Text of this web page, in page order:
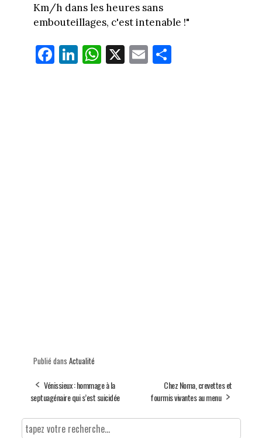
Km/h dans les heures sans
embouteillages, c'est intenable !"
Fa
ce
Li
nk
W
ha
X E
m
Pa
rt
Publié dans Actualité
Vénissieux : hommage à la
septuagénaire qui s’est suicidée
Chez Noma, crevettes et
fourmis vivantes au menu